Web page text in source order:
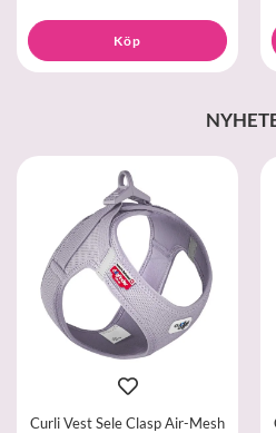
Köp
Curli Vest Sele Clasp Air-Mesh